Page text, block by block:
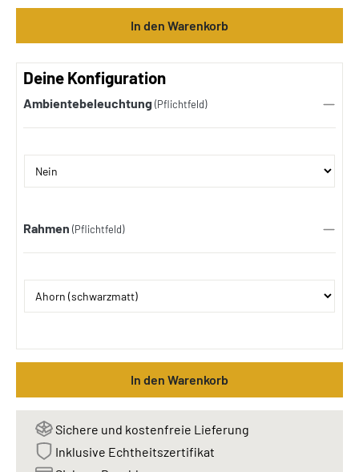
In den Warenkorb
Deine Konfiguration
Ambientebeleuchtung (Pflichtfeld)
Rahmen (Pflichtfeld)
In den Warenkorb
Sichere und kostenfreie Lieferung
Inklusive Echtheitszertifikat